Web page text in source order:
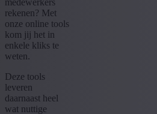
medewerkers
rekenen? Met
onze online tools
kom jij het in
enkele kliks te
weten.
Deze tools
leveren
daarnaast heel
wat nuttige